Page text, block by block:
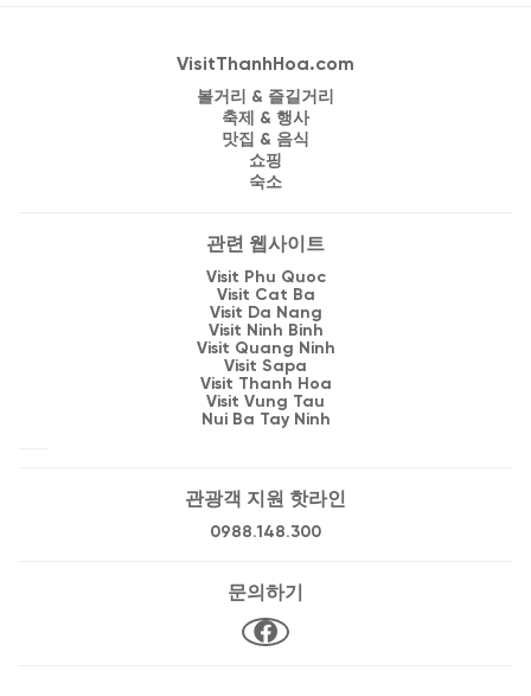
VisitThanhHoa.com
볼거리 & 즐길거리
축제 & 행사
맛집 & 음식
쇼핑
숙소
관련 웹사이트
Visit Phu Quoc
Visit Cat Ba
Visit Da Nang
Visit Ninh Binh
Visit Quang Ninh
Visit Sapa
Visit Thanh Hoa
Visit Vung Tau
Nui Ba Tay Ninh
관광객 지원 핫라인
0988.148.300
문의하기